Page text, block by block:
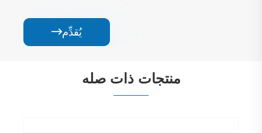
يُقدِّم
منتجات ذات صله